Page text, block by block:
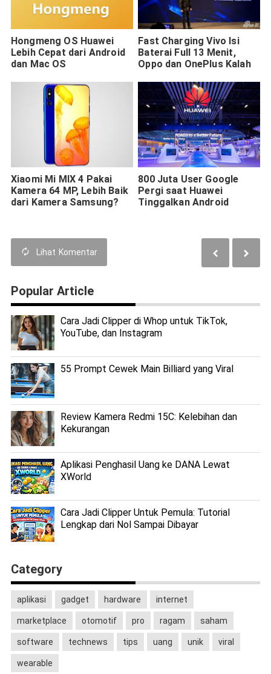
Hongmeng OS Huawei
Lebih Cepat dari Android
dan Mac OS
Fast Charging Vivo Isi
Baterai Full 13 Menit,
Oppo dan OnePlus Kalah
Xiaomi Mi MIX 4 Pakai
Kamera 64 MP, Lebih Baik
dari Kamera Samsung?
800 Juta User Google
Pergi saat Huawei
Tinggalkan Android
Lihat Komentar
Popular Article
Cara Jadi Clipper di Whop untuk TikTok,
YouTube, dan Instagram
55 Prompt Cewek Main Billiard yang Viral
Review Kamera Redmi 15C: Kelebihan dan
Kekurangan
Aplikasi Penghasil Uang ke DANA Lewat
XWorld
Cara Jadi Clipper Untuk Pemula: Tutorial
Lengkap dari Nol Sampai Dibayar
Category
aplikasi gadget hardware internet
marketplace otomotif pro ragam saham
software technews tips uang unik viral
wearable